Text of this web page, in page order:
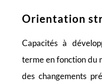
Orientation
Capacités à
terme en fonction du
des changements